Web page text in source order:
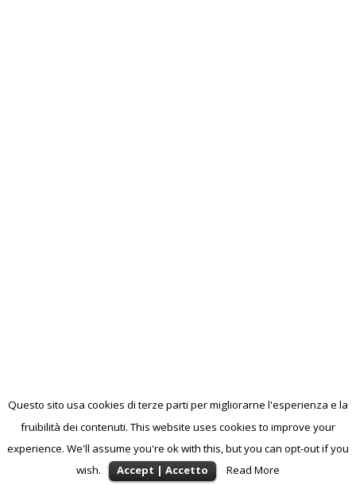
Questo sito usa cookies di terze parti per migliorarne l'esperienza e la
fruibilità dei contenuti. This website uses cookies to improve your
experience. We'll assume you're ok with this, but you can opt-out if you
wish.
Accept | Accetto Read More